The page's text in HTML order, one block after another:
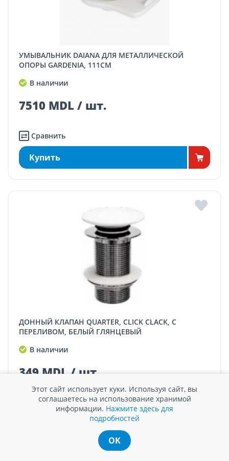
УМЫВАЛЬНИК DAIANA ДЛЯ МЕТАЛЛИЧЕСКОЙ
ОПОРЫ GARDENIA, 111CM
В наличии
7510 MDL / шт.
Сравнить
Купить
ДОННЫЙ КЛАПАН QUARTER, CLICK CLACK, C
ПЕРЕЛИВОМ, БЕЛЫЙ ГЛЯНЦЕВЫЙ
В наличии
349 MDL / шт.
Сравнить
Этот сайт использует куки. Используя сайт, вы
соглашаетесь на использование хранимой
информации. Нажмите здесь для
подробностей
OK